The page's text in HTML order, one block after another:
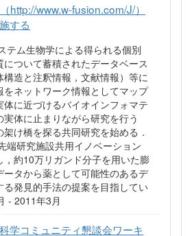
http://www.w-fusion.com/J/）
する
テム生物学による得られる個別
ついて蓄積されたデータベース
造と注釈情報，文献情報）等に
をネットワーク情報としてマップ
に近づけるバイオインフォマテ
実体に止まりながら研究を行う
け橋を探る共同研究を始める．
端研究施設共用イノベーション
，約10万リガンド分子を用いた膨
ータから薬として可能性のあるデ
る発見的手法の提案を目指してい
- 2011年3月
学コミュニティ懇談会ワーキ